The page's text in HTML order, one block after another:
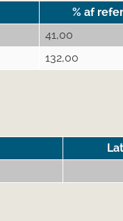
% af
41,00
132,00